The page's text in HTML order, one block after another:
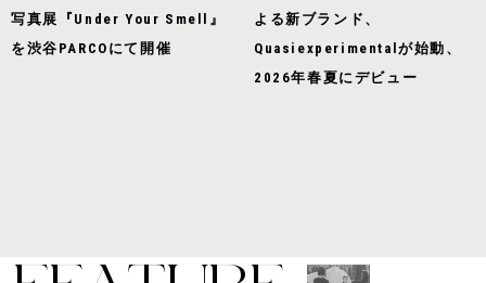
写真展『Under Your Smell』
を渋谷PARCOにて開催
よる新ブランド、
Quasiexperimentalが始動、
2026年春夏にデビュー